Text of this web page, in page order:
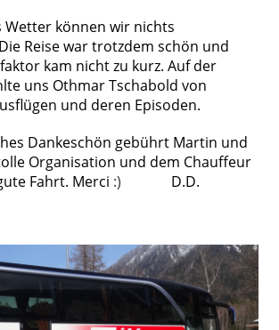
Wetter können wir nichts
Reise war trotzdem schön und
kam nicht zu kurz. Auf der
uns Othmar Tschabold von
und deren Episoden.
Dankeschön gebührt Martin und
Organisation und dem Chauffeur
Fahrt. Merci :) D.D.